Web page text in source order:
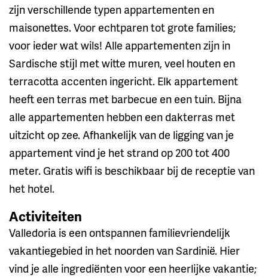
zijn verschillende typen appartementen en
maisonettes. Voor echtparen tot grote families;
voor ieder wat wils! Alle appartementen zijn in
Sardische stijl met witte muren, veel houten en
terracotta accenten ingericht. Elk appartement
heeft een terras met barbecue en een tuin. Bijna
alle appartementen hebben een dakterras met
uitzicht op zee. Afhankelijk van de ligging van je
appartement vind je het strand op 200 tot 400
meter. Gratis wifi is beschikbaar bij de receptie van
het hotel.
Activiteiten
Valledoria is een ontspannen familievriendelijk
vakantiegebied in het noorden van Sardinië. Hier
vind je alle ingrediënten voor een heerlijke vakantie;